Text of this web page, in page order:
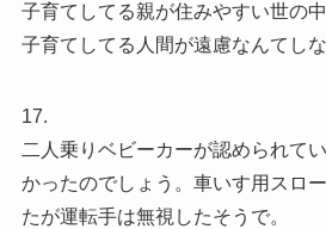
子育てしてる親が住みやすい世の
子育てしてる人間が遠慮なんてし
17.
二人乗りベビーカーが認められて
かったのでしょう。車いす用スロ
たが運転手は無視したそうで。